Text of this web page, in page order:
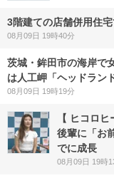
3階建ての店舗併用住
08月09日 19時40分
茨城・鉾田市の海岸
は人工岬「ヘッドラン
08月09日 19時19分
【 ヒコロ
後輩に「お
でに成長
08月09日 19時